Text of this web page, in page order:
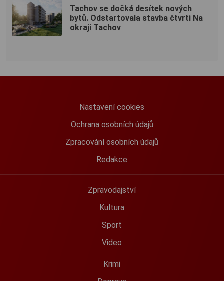
Tachov se dočká desítek nových
bytů. Odstartovala stavba čtvrti Na
okraji Tachov
Nastavení cookies
Ochrana osobních údajů
Zpracování osobních údajů
Redakce
Zpravodajství
Kultura
Sport
Video
Krimi